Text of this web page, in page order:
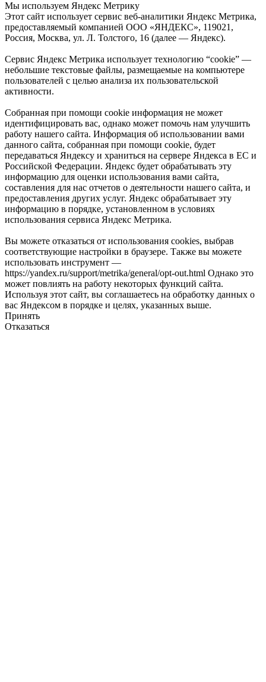
Мы используем Яндекс Метрику
Этот сайт использует сервис веб-аналитики Яндекс Метрика,
предоставляемый компанией ООО «ЯНДЕКС», 119021,
Россия, Москва, ул. Л. Толстого, 16 (далее — Яндекс).
Сервис Яндекс Метрика использует технологию “cookie” —
небольшие текстовые файлы, размещаемые на компьютере
пользователей с целью анализа их пользовательской
активности.
Собранная при помощи cookie информация не может
идентифицировать вас, однако может помочь нам улучшить
работу нашего сайта. Информация об использовании вами
данного сайта, собранная при помощи cookie, будет
передаваться Яндексу и храниться на сервере Яндекса в ЕС и
Российской Федерации. Яндекс будет обрабатывать эту
информацию для оценки использования вами сайта,
составления для нас отчетов о деятельности нашего сайта, и
предоставления других услуг. Яндекс обрабатывает эту
информацию в порядке, установленном в условиях
использования сервиса Яндекс Метрика.
Вы можете отказаться от использования cookies, выбрав
соответствующие настройки в браузере. Также вы можете
использовать инструмент —
https://yandex.ru/support/metrika/general/opt-out.html Однако это
может повлиять на работу некоторых функций сайта.
Используя этот сайт, вы соглашаетесь на обработку данных о
вас Яндексом в порядке и целях, указанных выше.
Принять
Отказаться